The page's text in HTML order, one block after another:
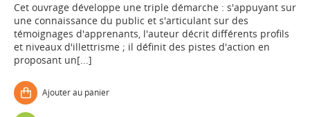
Cet ouvrage développe une triple démarche : s'appuyant sur
une connaissance du public et s'articulant sur des
témoignages d'apprenants, l'auteur décrit différents profils
et niveaux d'illettrisme ; il définit des pistes d'action en
proposant un[...]
Ajouter au panier
Appels à projets